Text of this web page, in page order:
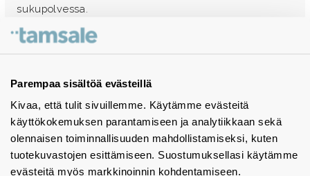
Parempaa sisältöä evästeillä
Kivaa, että tulit sivuillemme. Käytämme evästeitä
käyttökokemuksen parantamiseen ja analytiikkaan sekä
olennaisen toiminnallisuuden mahdollistamiseksi, kuten
tuotekuvastojen esittämiseen. Suostumuksellasi käytämme
evästeitä myös markkinoinnin kohdentamiseen.
sukupolvessa.
Ota yhteyttä - autamme mielellämme
Tuotekuvastot
Instagram
BIM-objektit
Yhteystiedot